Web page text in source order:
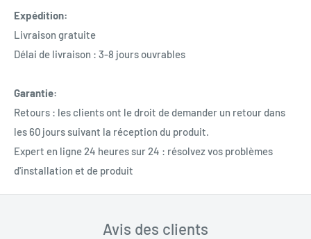
Expédition:
Livraison gratuite
Délai de livraison : 3-8 jours ouvrables
Garantie:
Retours : les clients ont le droit de demander un retour dans
les 60 jours suivant la réception du produit.
Expert en ligne 24 heures sur 24 : résolvez vos problèmes
d'installation et de produit
Avis des clients